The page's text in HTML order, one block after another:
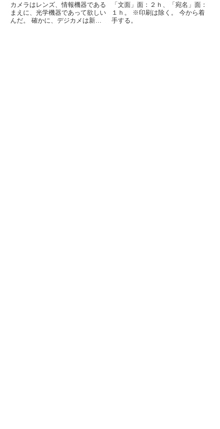
カメラはレンズ、情報機器である
まえに、光学機器であって欲しい
んだ。 確かに、デジカメは新し
「文面」面：２ｈ、「宛名」面：
１ｈ。 ※印刷は除く。 今から着
手する。